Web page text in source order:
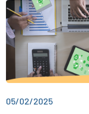
05/02/2025